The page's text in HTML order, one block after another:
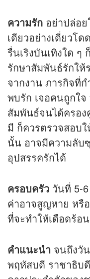
ความรัก อย่าปล่อ
เดียวอย่างเดี่ยวโ
รื่นเริงบันเทิงใด
รักษาสัมพันธ์รักให้
จากงาน ภารกิจที่
พบรัก เจอคนถูกใ
สัมพันธ์จนได้ครอ
มี ก็ควรตรวจสอบใ
นั้น อาจมีความลับ
อุปสรรครักได้
ครอบครัว วันที่ 5-
ค่าอาจสูญหาย หรื
ที่จะทำให้เ
คำแนะนำ จนถึงวั
พฤหัสบดี ราชาธิบ